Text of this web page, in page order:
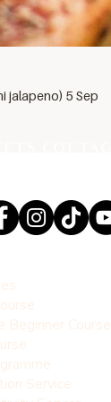
jalapeno) 5 Sep
Beginner Course
Service